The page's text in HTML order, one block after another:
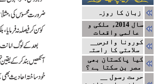
زبان کا روزہ
سال 2014ء ملکی و
کورونا وائرس__
سلامتی کا راستہ
کیا پاکستان بھی
مصر بن سکتا ہے ؟
حرمت رسول __